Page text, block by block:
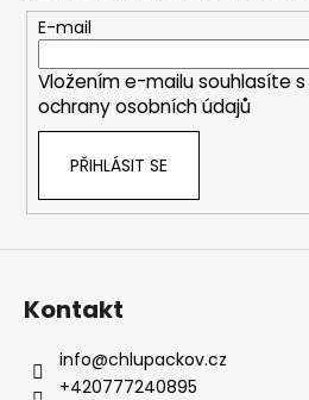
E-mail
Vložením e-mailu souhlasíte s
ochrany osobních údajů
PŘIHLÁSIT SE
Kontakt
info@chlupackov.cz
+420777240895